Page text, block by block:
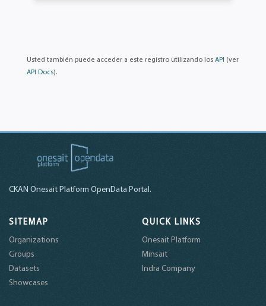
Usted también puede acceder a este registro utilizando los API (ver
API Docs).
CKAN Onesait Platform OpenData Portal.
SITEMAP
Organizations
Groups
Datasets
Showcases
QUICK LINKS
Onesait Platform
Minsait
Indra Company